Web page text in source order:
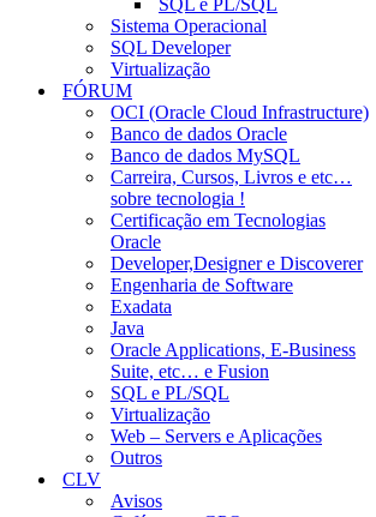
SQL e PL/SQL
Sistema Operacional
SQL Developer
Virtualização
FÓRUM
OCI (Oracle Cloud Infrastructure)
Banco de dados Oracle
Banco de dados MySQL
Carreira, Cursos, Livros e etc…
sobre tecnologia !
Certificação em Tecnologias
Oracle
Developer,Designer e Discoverer
Engenharia de Software
Exadata
Java
Oracle Applications, E-Business
Suite, etc… e Fusion
SQL e PL/SQL
Virtualização
Web – Servers e Aplicações
Outros
CLV
Avisos